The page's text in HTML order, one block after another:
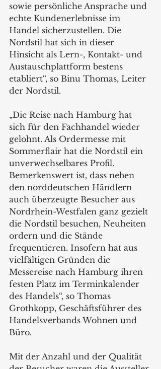
sowie persönliche Ansprache und
echte Kundenerlebnisse im
Handel sicherzustellen. Die
Nordstil hat sich in dieser
Hinsicht als Lern-, Kontakt- und
Austauschplattform bestens
etabliert“, so Binu Thomas, Leiter
der Nordstil.
„Die Reise nach Hamburg hat
sich für den Fachhandel wieder
gelohnt. Als Ordermesse mit
Sommerflair hat die Nordstil ein
unverwechselbares Profil.
Bemerkenswert ist, dass neben
den norddeutschen Händlern
auch überzeugte Besucher aus
Nordrhein-Westfalen ganz gezielt
die Nordstil besuchen, Neuheiten
ordern und die Stände
frequentieren. Insofern hat aus
vielfältigen Gründen die
Messereise nach Hamburg ihren
festen Platz im Terminkalender
des Handels“, so Thomas
Grothkopp, Geschäftsführer des
Handelsverbands Wohnen und
Büro.
Mit der Anzahl und der Qualität